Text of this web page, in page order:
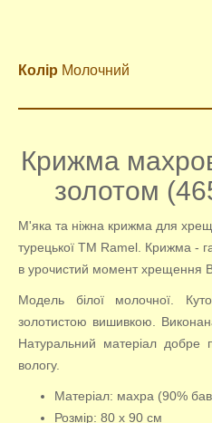
Колір Молочний
Крижма
золотом
М'яка та ніжна крижма для
турецької ТМ Ramel. Крижма -
в урочистий момент хрещення
Модель білої молочної.
золотистою вишивкою.
Натуральний матеріал добре
вологу.
Матеріал: махра (90%
Розмір: 80 х 90 см